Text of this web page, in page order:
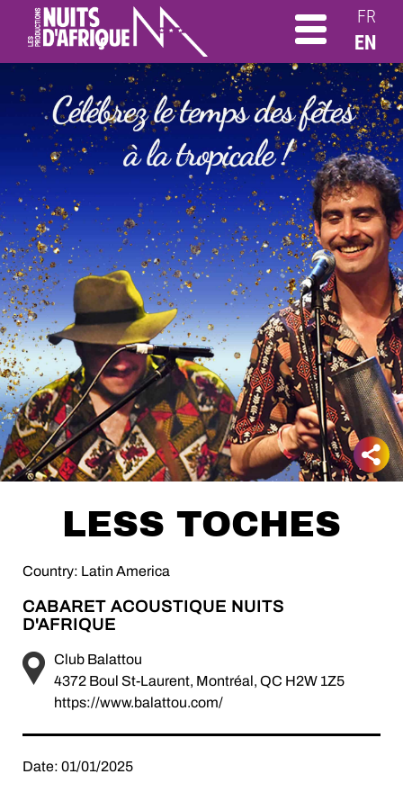
FR
EN
LESS TOCHES
Country: Latin America
CABARET ACOUSTIQUE NUITS
D'AFRIQUE
Club Balattou
4372 Boul St-Laurent, Montréal, QC H2W 1Z5
https://www.balattou.com/
Date: 01/01/2025